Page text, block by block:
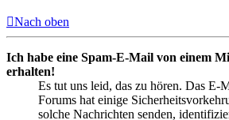
Nach oben
Ich habe eine Spam-E-Mail von einem
erhalten!
Es tut uns leid, das zu hören. Das E-
Forums hat einige
solche Nachrichten senden,